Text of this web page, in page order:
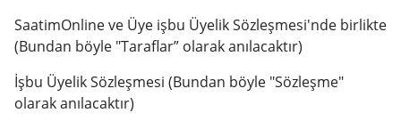
SaatimOnline ve Üye işbu Üyelik Sözleşmesi'nde birlikte
(Bundan böyle "Taraflar” olarak anılacaktır)
İşbu Üyelik Sözleşmesi (Bundan böyle "Sözleşme"
olarak anılacaktır)